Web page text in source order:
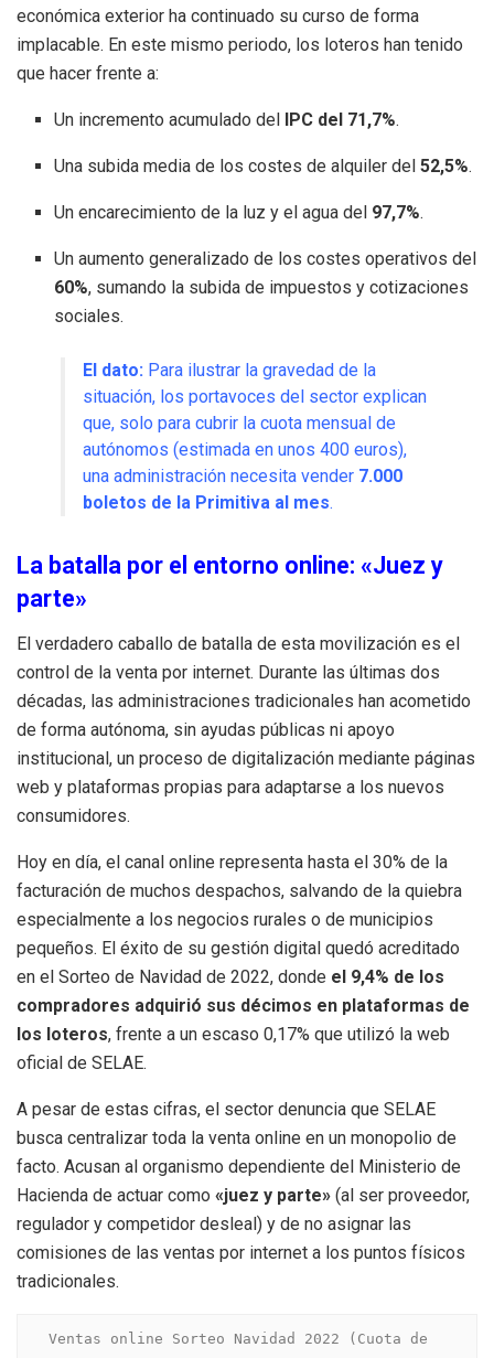
económica exterior ha continuado su curso de forma
implacable. En este mismo periodo, los loteros han tenido
que hacer frente a:
Un incremento acumulado del IPC del 71,7%.
Una subida media de los costes de alquiler del52,5%.
Un encarecimiento de la luz y el agua del 97,7%.
Un aumento generalizado de los costes operativos del
60%, sumando la subida de impuestos y cotizaciones
sociales.
El dato: Para ilustrar la gravedad de la
situación, los portavoces del sector explican
que, solo para cubrir la cuota mensual de
autónomos (estimada en unos 400 euros),
una administración necesita vender 7.000
boletos de la Primitiva al mes.
La batalla por el entorno online: «Juez y
parte»
El verdadero caballo de batalla de esta movilización es el
control de la venta por internet. Durante las últimas dos
décadas, las administraciones tradicionales han acometido
de forma autónoma, sin ayudas públicas ni apoyo
institucional, un proceso de digitalización mediante páginas
web y plataformas propias para adaptarse a los nuevos
consumidores.
Hoy en día, el canal online representa hasta el 30% de la
facturación de muchos despachos, salvando de la quiebra
especialmente a los negocios rurales o de municipios
pequeños. El éxito de su gestión digital quedó acreditado
en el Sorteo de Navidad de 2022, donde el 9,4% de los
compradores adquirió sus décimos en plataformas de
los loteros, frente a un escaso 0,17% que utilizó la web
oficial de SELAE.
A pesar de estas cifras, el sector denuncia que SELAE
busca centralizar toda la venta online en un monopolio de
facto. Acusan al organismo dependiente del Ministerio de
Hacienda de actuar como «juez y parte» (al ser proveedor,
regulador y competidor desleal) y de no asignar las
comisiones de las ventas por internet a los puntos físicos
tradicionales.
Ventas online Sorteo Navidad 2022 (Cuota de